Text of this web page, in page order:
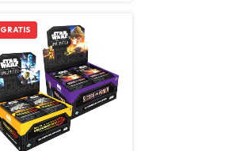
GRATIS